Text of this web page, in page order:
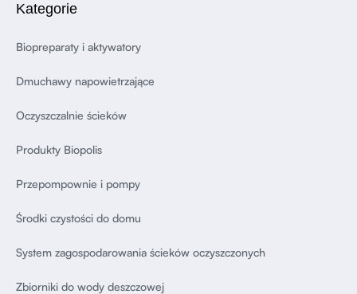
Kategorie
Biopreparaty i aktywatory
Dmuchawy napowietrzające
Oczyszczalnie ścieków
Produkty Biopolis
Przepompownie i pompy
Środki czystości do domu
System zagospodarowania ścieków oczyszczonych
Zbiorniki do wody deszczowej